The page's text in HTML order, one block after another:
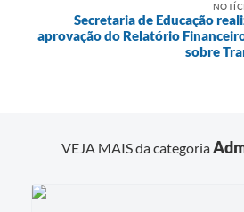
Secretaria de Educação
aprovação do Relatório
sobre
VEJA MAIS da categoria